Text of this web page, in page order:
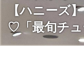
【ハニーズ
♡「最旬チ